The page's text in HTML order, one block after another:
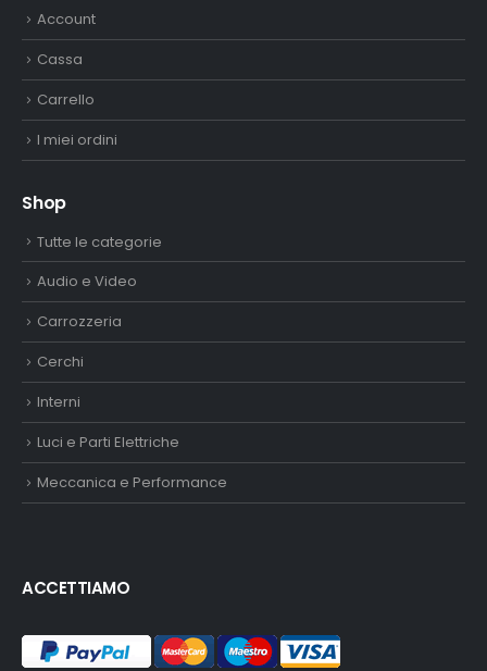
Account
Cassa
Carrello
I miei ordini
Shop
Tutte le categorie
Audio e Video
Carrozzeria
Cerchi
Interni
Luci e Parti Elettriche
Meccanica e Performance
ACCETTIAMO